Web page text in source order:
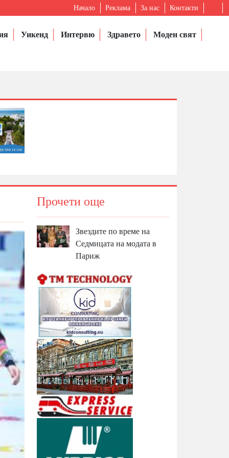
Начало Реклама За нас Контакти
Уикенд Интервю Здравето Моден свят
Прочети още
Звездите по време на
Седмицата на модата в
Париж